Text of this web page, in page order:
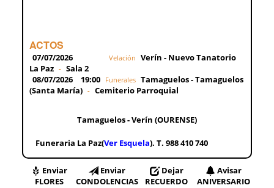
ACTOS
07/07/2026 Velación Verín - Nuevo Tanatorio
La Paz - Sala 2
08/07/2026
19:00 Funerales Tamaguelos - Tamaguelos
(Santa María) - Cemiterio Parroquial
Tamaguelos - Verín (OURENSE)
Funeraria La Paz(Ver Esquela). T. 988 410 740
Enviar
FLORES
Enviar
CONDOLENCIAS
Dejar
RECUERDO
Avisar
ANIVERSARIO